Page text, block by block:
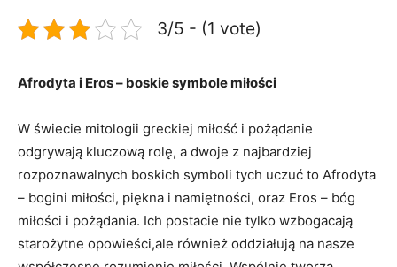
3/5 - (1 vote)
Afrodyta i Eros – boskie symbole miłości
W świecie mitologii greckiej miłość i pożądanie
odgrywają kluczową rolę, a dwoje z najbardziej
rozpoznawalnych boskich symboli tych uczuć to Afrodyta
– bogini miłości, piękna i namiętności, oraz Eros – bóg
miłości i pożądania. Ich postacie nie tylko wzbogacają
starożytne opowieści,ale również oddziałują na nasze